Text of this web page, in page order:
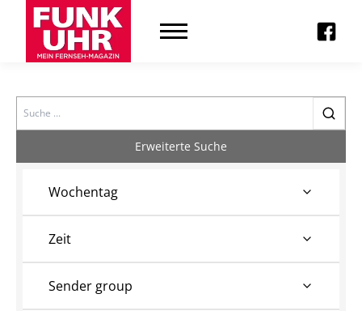
Search
Erweiterte Suche
Wochentag
Zeit
Sender group